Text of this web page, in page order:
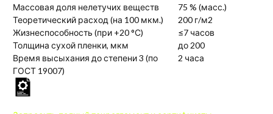
Массовая доля нелетучих веществ
75 % (масс.)
Теоретический расход (на 100 мкм.)
200 г/м2
Жизнеспособность (при +20 °С)
≤7 часов
Толщина сухой пленки, мкм
до 200
Время высыхания до степени 3 (по
ГОСТ 19007)
2 часа